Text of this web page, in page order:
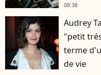
08:38
Audrey
"petit
terme
de vie